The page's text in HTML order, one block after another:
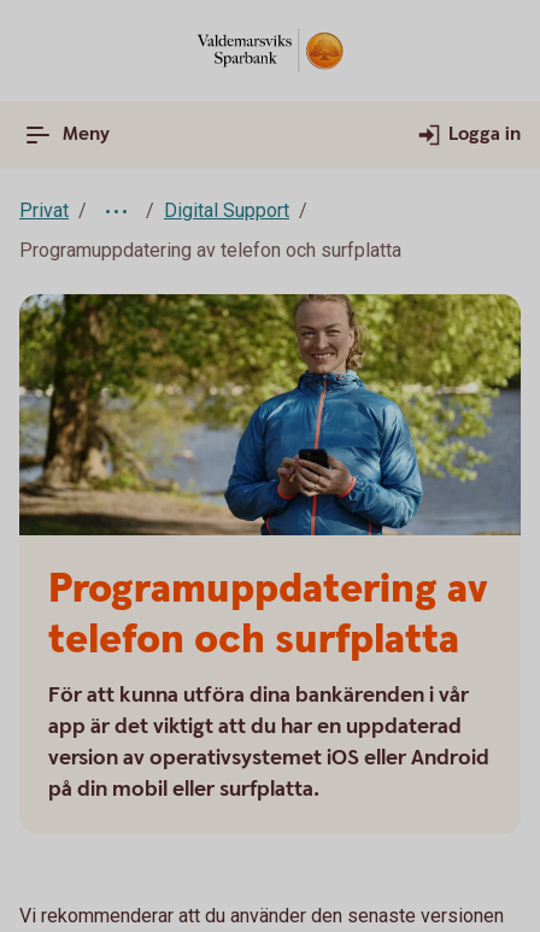
Meny Logga in
Privat
Digital Support
Programuppdatering av telefon och surfplatta
Programuppdatering av
telefon och surfplatta
För att kunna utföra dina bankärenden i vår
app är det viktigt att du har en uppdaterad
version av operativsystemet iOS eller Android
på din mobil eller surfplatta.
Vi rekommenderar att du använder den senaste versionen